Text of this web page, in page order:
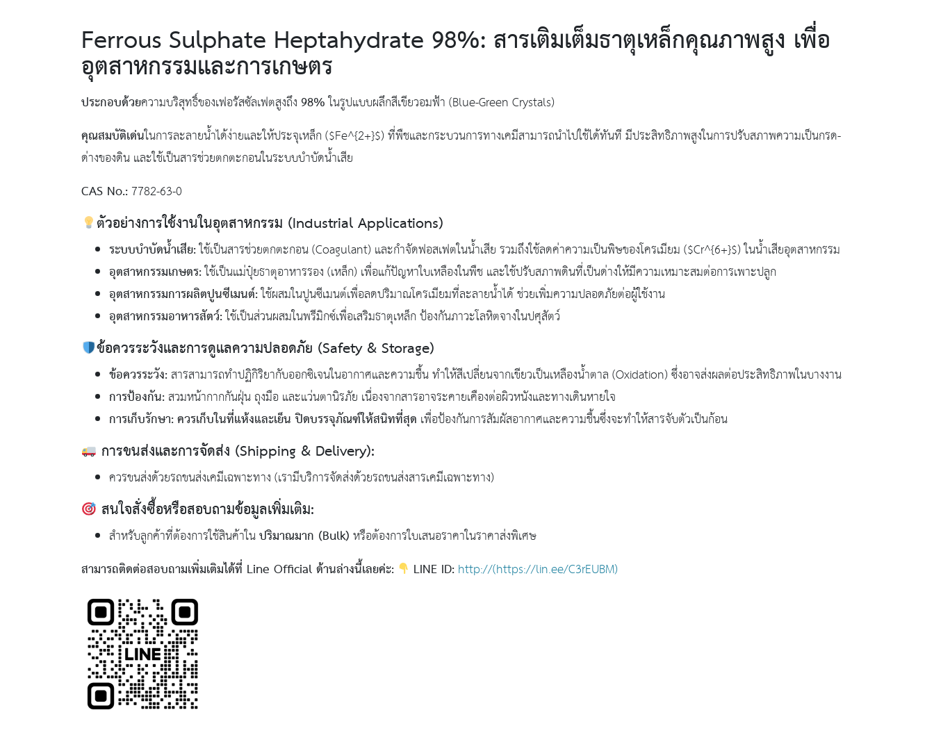
Ferrous Sulphate Heptahydrate 98%: สารเติมเต็มธาตุเหล็กคุณภาพสูง เพื่อ
อุตสาหกรรมและการเกษตร
ประกอบด้วยความบริสุทธิ์ของเฟอรัสซัลเฟตสูงถึง 98%ในรูปแบบผลึกสีเขียวอมฟ้า (Blue-Green Crystals)
คุณสมบัติเด่นในการละลายน้ำได้ง่ายและให้ประจุเหล็ก ($Fe^{2+}$) ที่พืชและกระบวนการทางเคมีสามารถนำไปใช้ได้ทันที มีประสิทธิภาพสูงในการปรับสภาพความเป็นกรด-
ด่างของดิน และใช้เป็นสารช่วยตกตะกอนในระบบบำบัดน้ำเสีย
CAS No.:7782-63-0
ตัวอย่างการใช้งานในอุตสาหกรรม (Industrial Applications)
ระบบบำบัดน้ำเสีย:ใช้เป็นสารช่วยตกตะกอน (Coagulant) และกำจัดฟอสเฟตในน้ำเสีย รวมถึงใช้ลดค่าความเป็นพิษของโครเมียม ($Cr^{6+}$) ในน้ำเสียอุตสาหกรรม
อุตสาหกรรมเกษตร:ใช้เป็นแม่ปุ๋ยธาตุอาหารรอง (เหล็ก) เพื่อแก้ปัญหาใบเหลืองในพืช และใช้ปรับสภาพดินที่เป็นด่างให้มีความเหมาะสมต่อการเพาะปลูก
อุตสาหกรรมการผลิตปูนซีเมนต์:ใช้ผสมในปูนซีเมนต์เพื่อลดปริมาณโครเมียมที่ละลายน้ำได้ ช่วยเพิ่มความปลอดภัยต่อผู้ใช้งาน
อุตสาหกรรมอาหารสัตว์:ใช้เป็นส่วนผสมในพรีมิกซ์เพื่อเสริมธาตุเหล็ก ป้องกันภาวะโลหิตจางในปศุสัตว์
ข้อควรระวังและการดูแลความปลอดภัย (Safety & Storage)
ข้อควรระวัง:สารสามารถทำปฏิกิริยากับออกซิเจนในอากาศและความชื้น ทำให้สีเปลี่ยนจากเขียวเป็นเหลืองน้ำตาล (Oxidation) ซึ่งอาจส่งผลต่อประสิทธิภาพในบางงาน
การป้องกัน:สวมหน้ากากกันฝุ่น ถุงมือ และแว่นตานิรภัย เนื่องจากสารอาจระคายเคืองต่อผิวหนังและทางเดินหายใจ
การเก็บรักษา:ควรเก็บในที่แห้งและเย็น ปิดบรรจุภัณฑ์ให้สนิทที่สุด เพื่อป้องกันการสัมผัสอากาศและความชื้นซึ่งจะทำให้สารจับตัวเป็นก้อน
การขนส่งและการจัดส่ง (Shipping & Delivery):
ควรขนส่งด้วยรถขนส่งเคมีเฉพาะทาง (เรามีบริการจัดส่งด้วยรถขนส่งสารเคมีเฉพาะทาง)
สนใจสั่งซื้อหรือสอบถามข้อมูลเพิ่มเติม:
สำหรับลูกค้าที่ต้องการใช้สินค้าในปริมาณมาก (Bulk)หรือต้องการใบเสนอราคาในราคาส่งพิเศษ
สามารถติดต่อสอบถามเพิ่มเติมได้ที่ Line Official ด้านล่างนี้เลยค่ะ: LINE ID:http://(https://lin.ee/C3rEUBM)